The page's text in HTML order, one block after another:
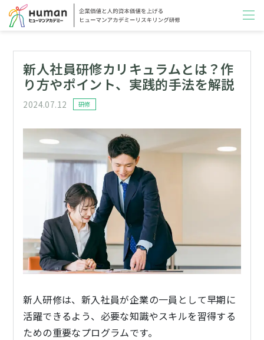
新人社員研修カリキュラムとは？作
り方やポイント、実践的手法を解説
投稿日
2024.07.12 カテゴリー
研修
新人研修は、新入社員が企業の一員として早期に
活躍できるよう、必要な知識やスキルを習得する
ための重要なプログラムです。